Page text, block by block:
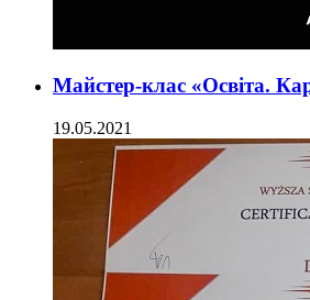
Майстер-клас «Освіта.
19.05.2021